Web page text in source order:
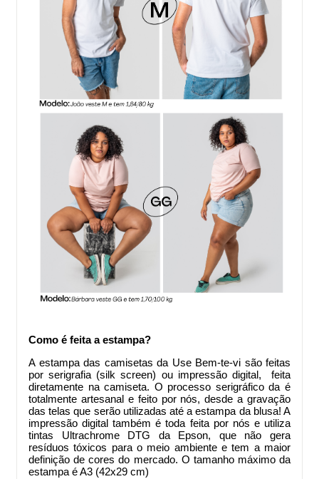
Como é feita a estampa?
A estampa das camisetas da Use Bem-te-vi são feitas
por serigrafia (silk screen) ou impressão digital, feita
diretamente na camiseta. O processo serigráfico da é
totalmente artesanal e feito por nós, desde a gravação
das telas que serão utilizadas até a estampa da blusa! A
impressão digital também é toda feita por nós e utiliza
tintas Ultrachrome DTG da Epson, que não gera
resíduos tóxicos para o meio ambiente e tem a maior
definição de cores do mercado. O tamanho máximo da
estampa é A3 (42x29 cm)